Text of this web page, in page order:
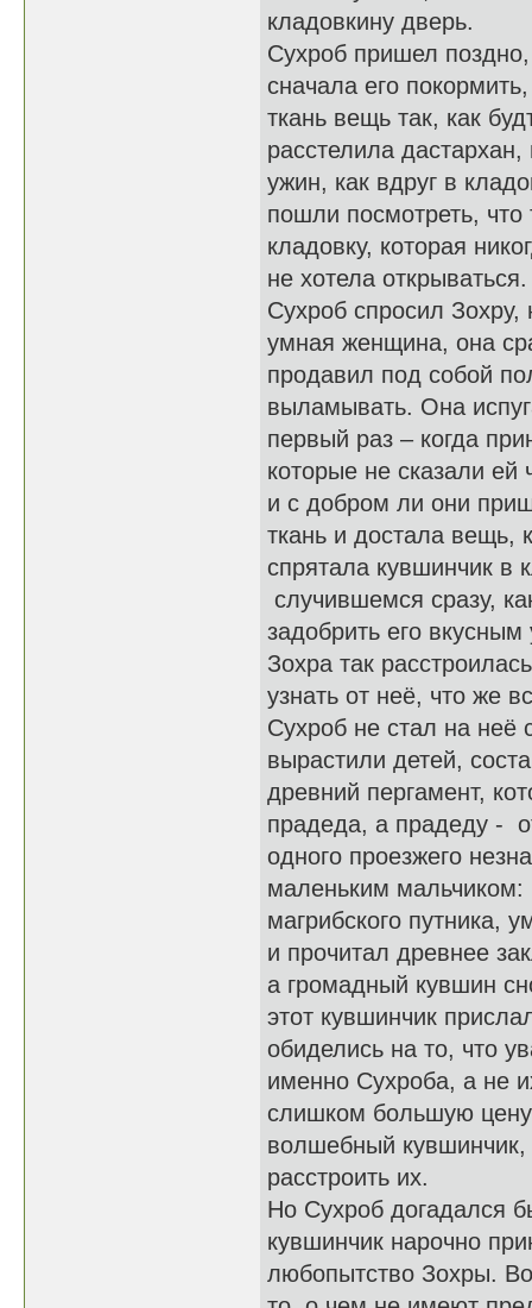
кладовкину дверь.
Сухроб пришел
сначала его
ткань вещь так, как
расстелила
ужин, как вдруг в
пошли посмотреть,
кладовку, которая
не хотела
Сухроб спросил
умная женщина, она
продавил под собой
выламывать. Она
первый раз – когда
которые не сказали
и с добром ли они
ткань и достала вещь,
спрятала кувшинчик
случившемся сразу,
задобрить его
Зохра так
узнать от неё, что же
Сухроб не стал на неё
вырастили детей,
древний пергамент,
прадеда, а прадеду -
одного проезжего
маленьким мальчиком:
магрибского путника,
и прочитал древнее
а громадный кувшин
этот кувшинчик
обиделись на то, что
именно Сухроба, а не
слишком большую цену
волшебный кувшинчик,
расстроить их.
Но Сухроб догадался
кувшинчик нарочно
любопытство Зохры.